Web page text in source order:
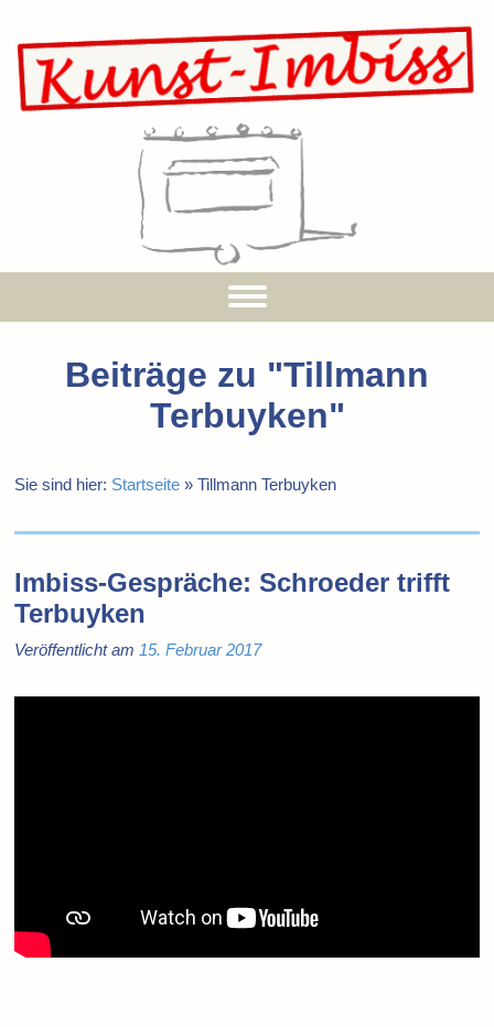
Beiträge zu "Tillmann
Terbuyken"
Sie sind hier: Startseite »Tillmann Terbuyken
Imbiss-Gespräche: Schroeder trifft
Terbuyken
Veröffentlicht am 15. Februar 2017